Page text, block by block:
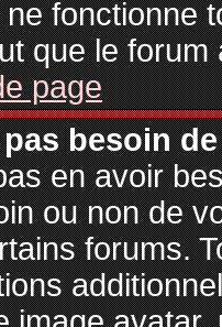
fonctionne
que le
page
besoin
en avoir
ou non de
forums.